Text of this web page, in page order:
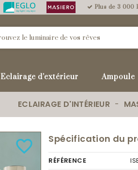
Plus de 3 000
Eclairage d'extérieur Ampoule
ECLAIRAGE D'INTÉRIEUR
favorite_border Spécification du
RÉFÉRENCE